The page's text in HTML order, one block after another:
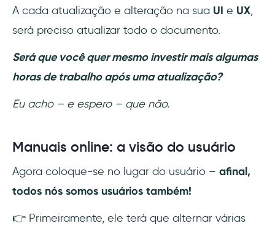
A cada atualização e alteração na sua UI e UX,
será preciso atualizar todo o documento.
Será que você quer mesmo investir mais algumas
horas de trabalho após uma atualização?
Eu acho – e espero – que não.
Manuais online: a visão do usuário
Agora coloque-se no lugar do usuário – afinal,
todos nós somos usuários também!
👉 Primeiramente, ele terá que alternar várias